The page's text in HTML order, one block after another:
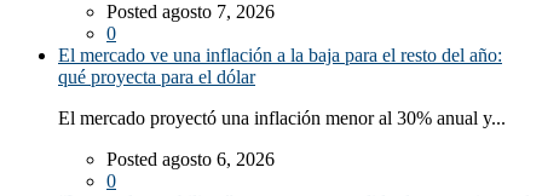
Posted agosto 7, 2026
0
El mercado ve una inflación a la baja para el resto del año:
qué proyecta para el dólar
El mercado proyectó una inflación menor al 30% anual y...
Posted agosto 6, 2026
0